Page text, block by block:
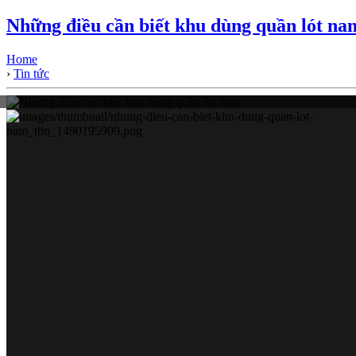
Những điều cần biết khu dùng quần lót
Home
› Tin tức